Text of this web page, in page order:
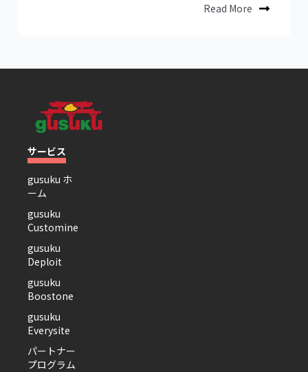
Read More
サービス
gusuku ホ
ーム
gusuku
Customine
gusuku
Deploit
gusuku
Boostone
gusuku
Everysite
パートナー
プログラム